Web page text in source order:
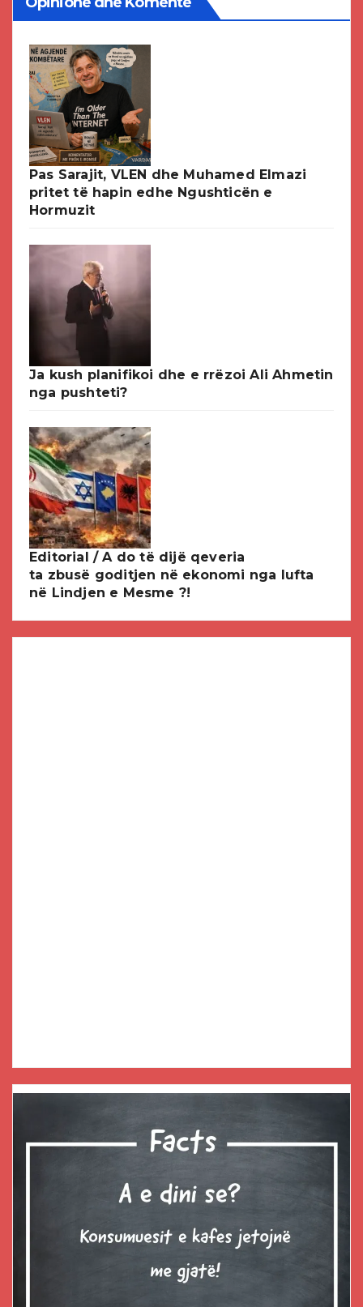
Pas Sarajit, VLEN dhe Muhamed Elmazi
pritet të hapin edhe Ngushticën e
Hormuzit
Ja kush planifikoi dhe e rrëzoi Ali Ahmetin
nga pushteti?
Editorial / A do të dijë qeveria
ta zbusë goditjen në ekonomi nga lufta
në Lindjen e Mesme ?!